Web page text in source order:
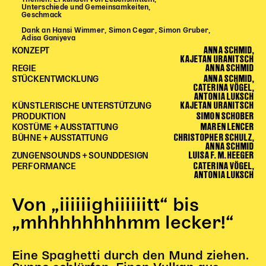
Begleitmaterial
TheaterPaket
Partnerklasse + Partnerschule
Probenklasse
Vorstellungen für pädagogische Institutionen
Angebote für Pädagog*innen
PädagogikClub
Sommerfest
Newsletter für pädagogische Institutionen
DIGITALE BÜHNE
Unterschiede und Gemeinsamkeiten,
Geschmack
Dank an Hansi Wimmer, Simon Cegar, Simon Gruber,
Adisa Ganiyeva
KONZEPT ANNA SCHMID,
KAJETAN URANITSCH
REGIE ANNA SCHMID
STÜCKENTWICKLUNG ANNA SCHMID,
CATERINA VÖGEL,
ANTONIA LUKSCH
KÜNSTLERISCHE UNTERSTÜTZUNG KAJETAN URANITSCH
PRODUKTION SIMON SCHOBER
KOSTÜME + AUSSTATTUNG MAREN LENCER
BÜHNE + AUSSTATTUNG CHRISTOPHER SCHULZ,
ANNA SCHMID
ZUNGENSOUNDS + SOUNDDESIGN LUISA F. M. HEEGER
PERFORMANCE CATERINA VÖGEL,
ANTONIA LUKSCH
Von „iiiiiighiiiiiitt“ bis
„mhhhhhhhhmm lecker!“
Eine Spaghetti durch den Mund ziehen.